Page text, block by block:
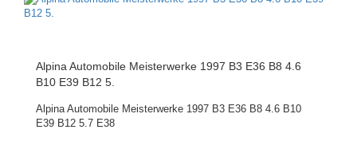
Alpina Automobile Meisterwerke 1997 B3 E36 B8 4.6
B10 E39 B12 5.
Alpina Automobile Meisterwerke 1997 B3 E36 B8 4.6 B10
E39 B12 5.7 E38